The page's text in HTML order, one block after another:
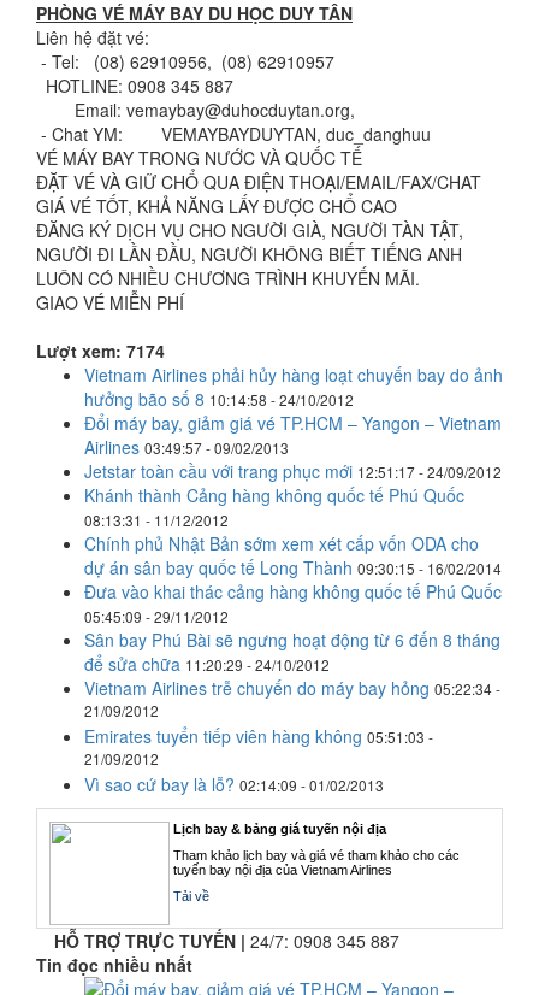
PHÒNG VÉ MÁY BAY DU HỌC DUY TÂN
Liên hệ đặt vé:
- Tel: (08) 62910956, (08) 62910957
HOTLINE: 0908 345 887
Email: vemaybay@duhocduytan.org,
- Chat YM: VEMAYBAYDUYTAN, duc_danghuu
VÉ MÁY BAY TRONG NƯỚC VÀ QUỐC TẾ
ÐẶT VÉ VÀ GIỮ CHỔ QUA ÐIỆN THOẠI/EMAIL/FAX/CHAT
GIÁ VÉ TỐT, KHẢ NĂNG LẤY ÐƯỢC CHỔ CAO
ÐĂNG KÝ DỊCH VỤ CHO NGƯỜI GIÀ, NGƯỜI TÀN TẬT,
NGƯỜI ÐI LẦN ÐẦU, NGƯỜI KHÔNG BIẾT TIẾNG ANH
LUÔN CÓ NHIỀU CHƯƠNG TRÌNH KHUYẾN MÃI.
GIAO VÉ MIỄN PHÍ
Lượt xem: 7174
Vietnam Airlines phải hủy hàng loạt chuyến bay do ảnh
hưởng bão số 8 10:14:58 - 24/10/2012
Đổi máy bay, giảm giá vé TP.HCM – Yangon – Vietnam
Airlines 03:49:57 - 09/02/2013
Jetstar toàn cầu với trang phục mới 12:51:17 - 24/09/2012
Khánh thành Cảng hàng không quốc tế Phú Quốc
08:13:31 - 11/12/2012
Chính phủ Nhật Bản sớm xem xét cấp vốn ODA cho
dự án sân bay quốc tế Long Thành 09:30:15 - 16/02/2014
Đưa vào khai thác cảng hàng không quốc tế Phú Quốc
05:45:09 - 29/11/2012
Sân bay Phú Bài sẽ ngưng hoạt động từ 6 đến 8 tháng
để sửa chữa 11:20:29 - 24/10/2012
Vietnam Airlines trễ chuyến do máy bay hỏng 05:22:34 -
21/09/2012
Emirates tuyển tiếp viên hàng không 05:51:03 -
21/09/2012
Vì sao cứ bay là lỗ? 02:14:09 - 01/02/2013
Lịch bay & bảng giá tuyến nội địa
Tham khảo lịch bay và giá vé tham khảo cho các
tuyến bay nội địa của Vietnam Airlines
Tải về
HỖ TRỢ TRỰC TUYẾN | 24/7: 0908 345 887
Tin đọc nhiều nhất